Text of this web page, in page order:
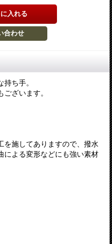
ち手。
ざいます。
を施してありますので、撥水
による変形などにも強い素材